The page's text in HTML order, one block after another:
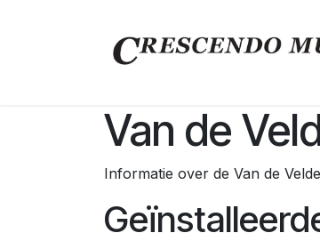
Van de
Informatie over de Van de